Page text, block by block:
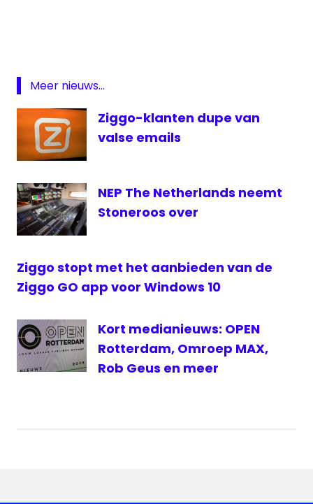
Phishingmails
Windows
10
Meer nieuws...
Ziggo-klanten dupe van
valse emails
NEP The Netherlands neemt
Stoneroos over
Ziggo stopt met het aanbieden van de
Ziggo GO app voor Windows 10
Kort medianieuws: OPEN
Rotterdam, Omroep MAX,
Rob Geus en meer